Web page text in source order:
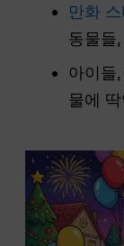
만화 스
동물들
아이들
물에